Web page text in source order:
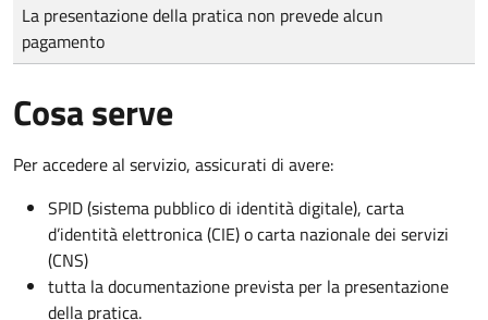
La presentazione della pratica non prevede alcun
pagamento
Cosa serve
Per accedere al servizio, assicurati di avere:
SPID (sistema pubblico di identità digitale), carta
d’identità elettronica (CIE) o carta nazionale dei servizi
(CNS)
tutta la documentazione prevista per la presentazione
della pratica.